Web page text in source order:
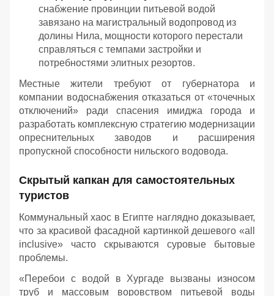
снабжение провинции питьевой водой
завязано на магистральный водопровод из
долины Нила, мощности которого перестали
справляться с темпами застройки и
потребностями элитных резортов.
Местные жители требуют от губернатора и
компании водоснабжения отказаться от «точечных
отключений» ради спасения имиджа города и
разработать комплексную стратегию модернизации
опреснительных заводов и расширения
пропускной способности нильского водовода.
Скрытый капкан для самостоятельных
туристов
Коммунальный хаос в Египте наглядно доказывает,
что за красивой фасадной картинкой дешевого «all
inclusive» часто скрываются суровые бытовые
проблемы.
«Перебои с водой в Хургаде вызваны износом
труб и массовым воровством питьевой воды